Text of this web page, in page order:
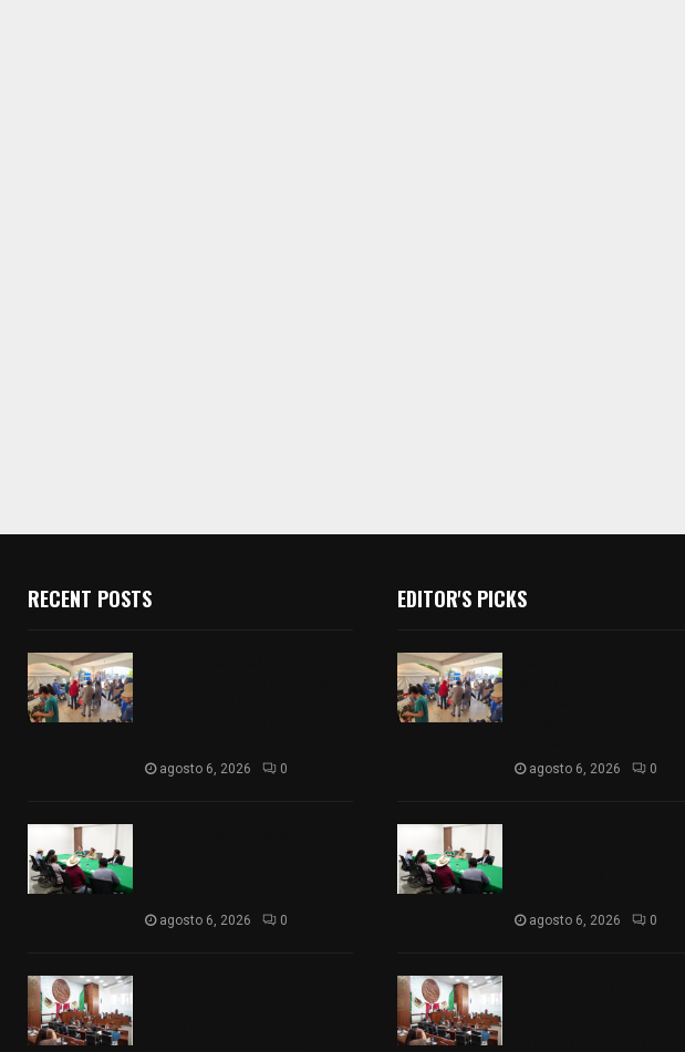
RECENT POSTS
agosto 6, 2026 0
agosto 6, 2026 0
EDITOR'S PICKS
agosto 6, 2026 0
agosto 6, 2026 0